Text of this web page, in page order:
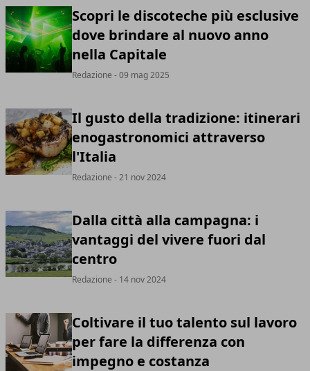
Scopri le discoteche più esclusive
dove brindare al nuovo anno
nella Capitale
Redazione - 09 mag 2025
Il gusto della tradizione: itinerari
enogastronomici attraverso
l'Italia
Redazione - 21 nov 2024
Dalla città alla campagna: i
vantaggi del vivere fuori dal
centro
Redazione - 14 nov 2024
Coltivare il tuo talento sul lavoro
per fare la differenza con
impegno e costanza